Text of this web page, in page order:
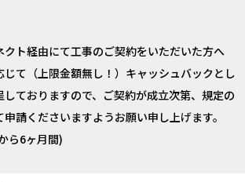
クト経由にて工事のご契約をいただいた方へ
じて（上限金額無し！）キャッシュバックとし
しておりますので、ご契約が成立次第、規定の
請くださいますようお願い申し上げます。
ら6ヶ月間)